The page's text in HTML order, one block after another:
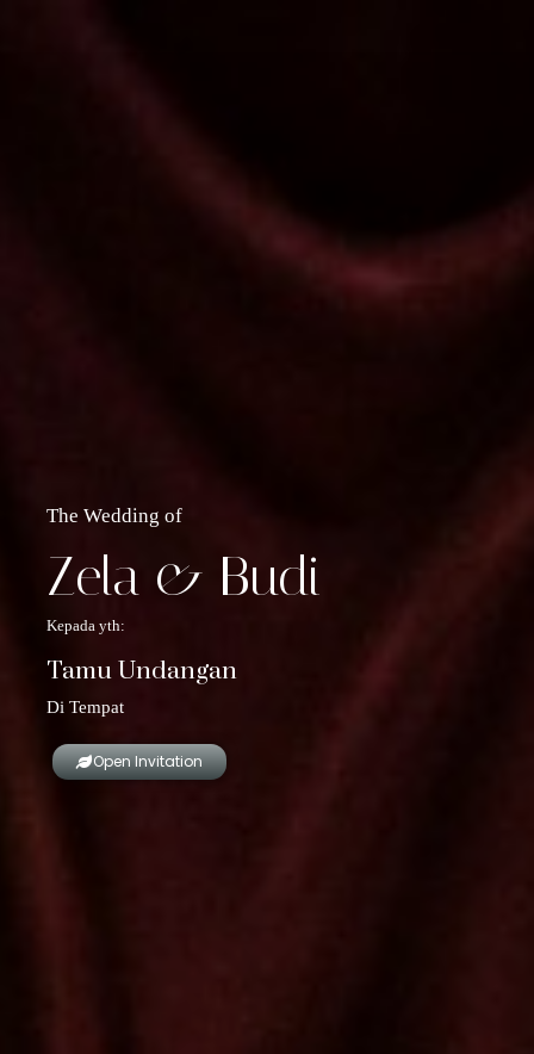
The Wedding of
Zela & Budi
Kepada yth:
Tamu Undangan
Di Tempat
Open Invitation
Assalamualaikum Wr. Wb.